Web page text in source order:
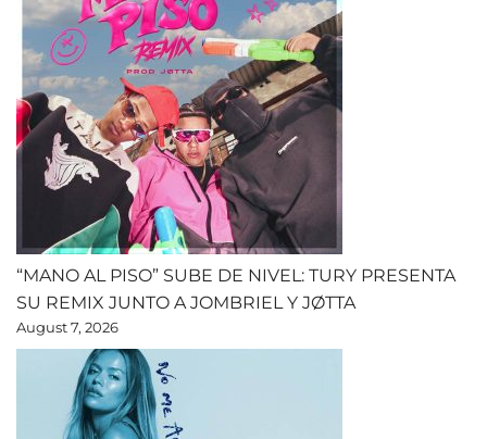
“MANO AL PISO” SUBE DE NIVEL: TURY PRESENTA
SU REMIX JUNTO A JOMBRIEL Y JØTTA
August 7, 2026